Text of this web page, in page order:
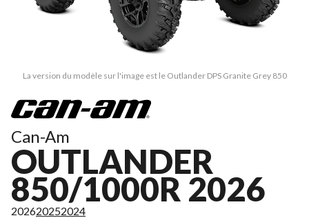
La version du modèle sur l'image est le Outlander DPS Granite Grey 850
Can-Am
OUTLANDER
850/1000R 2026
202620252024